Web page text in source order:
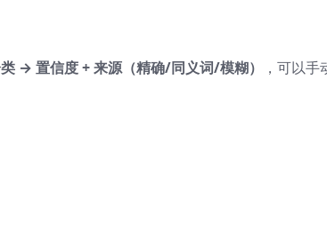
→ 置信度 + 来源（精确/同义词/模糊）
，可以手